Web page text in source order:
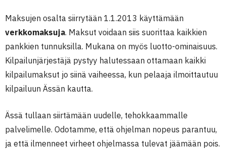
Maksujen osalta siirrytään 1.1.2013 käyttämään
verkkomaksuja. Maksut voidaan siis suorittaa kaikkien
pankkien tunnuksilla. Mukana on myös luotto-ominaisuus.
Kilpailunjärjestäjä pystyy halutessaan ottamaan kaikki
kilpailumaksut jo siinä vaiheessa, kun pelaaja ilmoittautuu
kilpailuun Ässän kautta.
Ässä tullaan siirtämään uudelle, tehokkaammalle
palvelimelle. Odotamme, että ohjelman nopeus parantuu,
ja että ilmenneet virheet ohjelmassa tulevat jäämään pois.